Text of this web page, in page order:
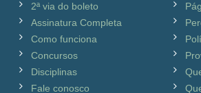
2ª via do boleto
Assinatura Completa
Como funciona
Concursos
Disciplinas
Fale conosco